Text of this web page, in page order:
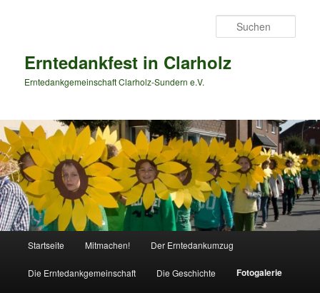
Erntedankfest in Clarholz
Erntedankgemeinschaft Clarholz-Sundern e.V.
Startseite Mitmachen! Der Erntedankumzug
Die Erntedankgemeinschaft Die Geschichte Fotogalerie